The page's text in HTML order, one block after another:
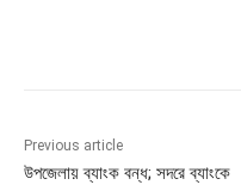
Previous article
উপজেলায় ব্যাংক বন্ধ; সদরে ব্যাংকে